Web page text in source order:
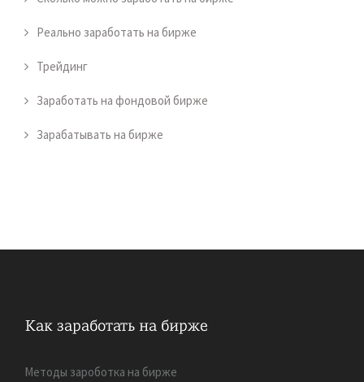
Реально заработать на бирже
Трейдинг
Заработать на фондовой бирже
Зарабатывать на бирже
Методы зароботка на бирже